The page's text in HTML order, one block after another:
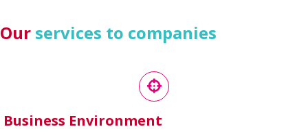
Our services to companies
Business Environment